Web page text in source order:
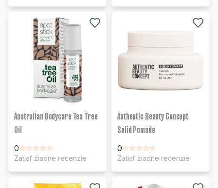
Australian Bodycare Tea Tree
Oil
0
Zatiaľ žiadne recenzie
Authentic Beauty Concept
Solid Pomade
0
Zatiaľ žiadne recenzie